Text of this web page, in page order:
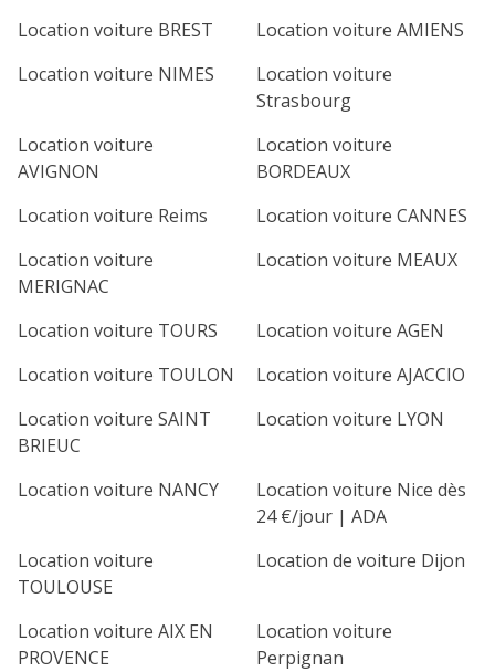
Location voiture BREST
Location voiture AMIENS
Location voiture NIMES
Location voiture
Strasbourg
Location voiture
AVIGNON
Location voiture
BORDEAUX
Location voiture Reims
Location voiture CANNES
Location voiture
MERIGNAC
Location voiture MEAUX
Location voiture TOURS
Location voiture AGEN
Location voiture TOULON
Location voiture AJACCIO
Location voiture SAINT
BRIEUC
Location voiture LYON
Location voiture NANCY
Location voiture Nice dès
24 €/jour | ADA
Location voiture
TOULOUSE
Location de voiture Dijon
Location voiture AIX EN
PROVENCE
Location voiture
Perpignan